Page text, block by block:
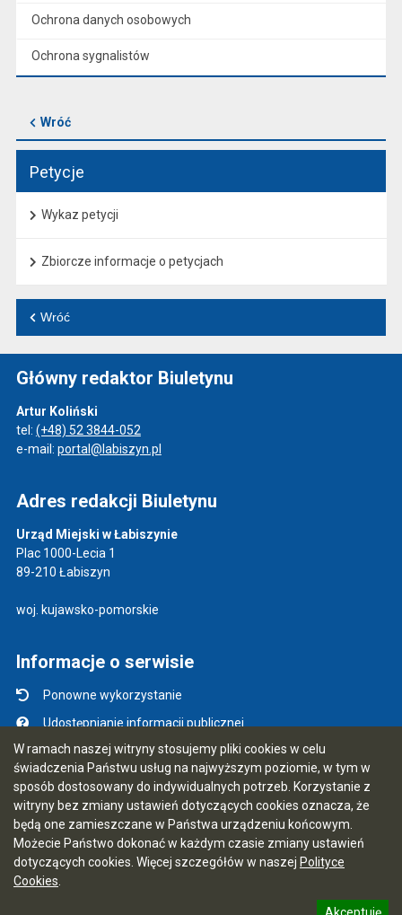
W ramach naszej witryny stosujemy pliki cookies w celu
świadczenia Państwu usług na najwyższym poziomie, w tym w
sposób dostosowany do indywidualnych potrzeb. Korzystanie z
witryny bez zmiany ustawień dotyczących cookies oznacza, że
będą one zamieszczane w Państwa urządzeniu końcowym.
Możecie Państwo dokonać w każdym czasie zmiany ustawień
dotyczących cookies. Więcej szczegółów w naszej Polityce
Cookies
Ochrona danych osobowych
Ochrona sygnalistów
Wróć
Petycje
Wykaz petycji
Zbiorcze informacje o petycjach
Wróć
Główny redaktor Biuletynu
Artur Koliński
tel: (+48) 52 3844-052
e-mail: portal@labiszyn.pl
Adres redakcji Biuletynu
Urząd Miejski w Łabiszynie
Plac 1000-Lecia 1
89-210 Łabiszyn
woj. kujawsko-pomorskie
Informacje o serwisie
Ponowne wykorzystanie
Udostępnianie informacji publicznej
Mapa serwisu
Instrukcja obsługi
Statystyki oglądalności
Ostatnia aktualizacja BIP: 07.08.2026 09:55